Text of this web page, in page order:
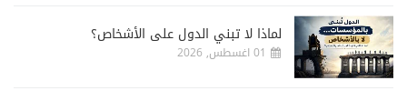
لماذا لا تبني الدول على الأشخاص؟
01 اغسطس, 2026